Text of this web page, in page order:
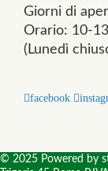
Giorni di
Orario: 10-
(Lunedì
facebook
© 2025 Powered by